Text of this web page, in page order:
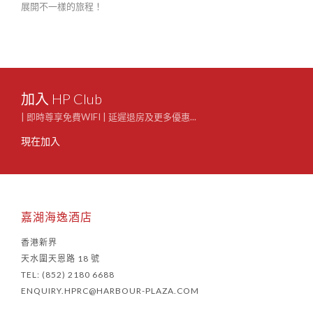
展開不一樣的旅程！
加入 HP Club
| 即時尊享免費WIFI | 延遲退房及更多優惠...
現在加入
嘉湖海逸酒店
香港新界
天水圍天恩路 18 號
TEL: (852) 2180 6688
ENQUIRY.HPRC@HARBOUR-PLAZA.COM